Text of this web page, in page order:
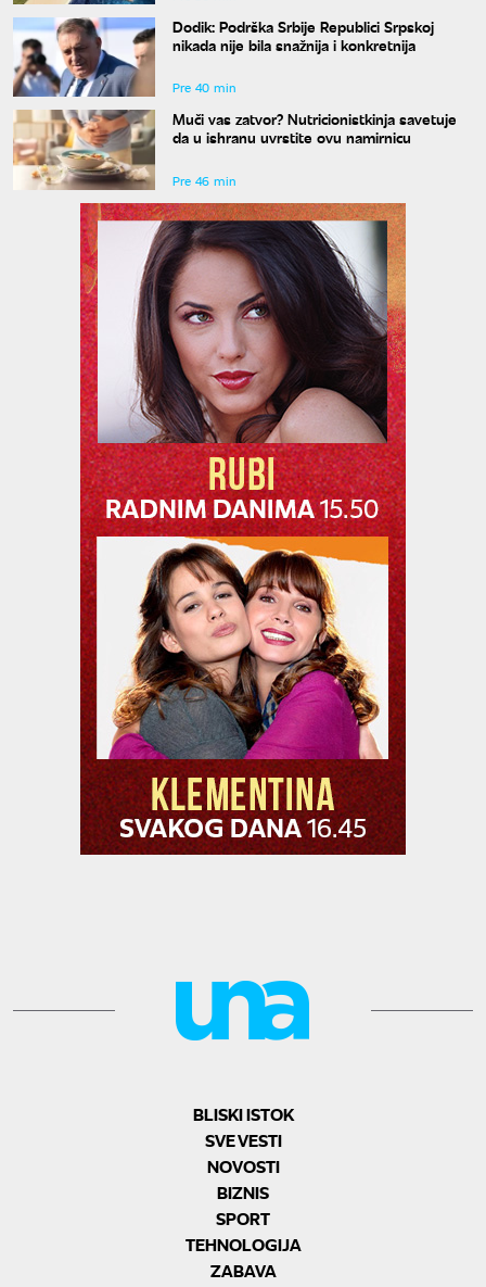
Dodik: Podrška Srbije Republici Srpskoj
nikada nije bila snažnija i konkretnija
Pre 40 min
Muči vas zatvor? Nutricionistkinja savetuje
da u ishranu uvrstite ovu namirnicu
Pre 46 min
BLISKI ISTOK
SVE VESTI
NOVOSTI
BIZNIS
SPORT
TEHNOLOGIJA
ZABAVA